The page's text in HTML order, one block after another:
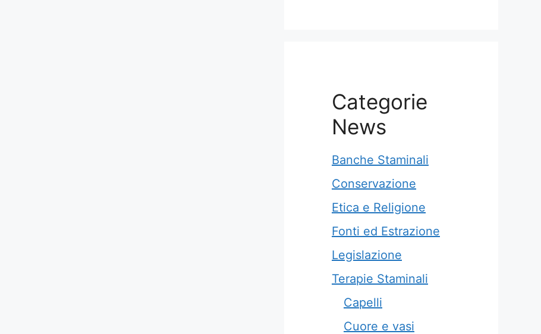
Categorie
News
Banche Staminali
Conservazione
Etica e Religione
Fonti ed Estrazione
Legislazione
Terapie Staminali
Capelli
Cuore e vasi